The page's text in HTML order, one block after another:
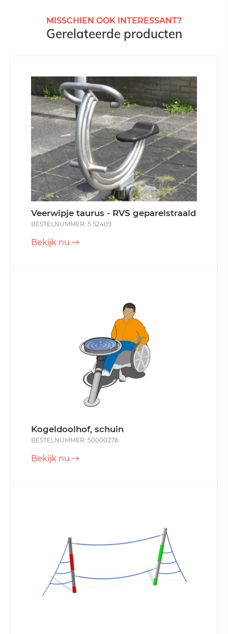
MISSCHIEN OOK INTERESSANT?
Gerelateerde producten
Veerwipje taurus - RVS geparelstraald
BESTELNUMMER: 5.52409
Bekijk nu
Kogeldoolhof, schuin
BESTELNUMMER: 50000276
Bekijk nu